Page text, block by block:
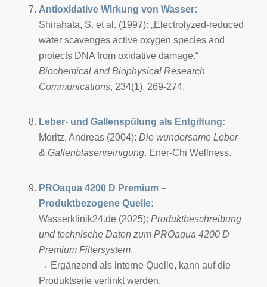
Antioxidative Wirkung von Wasser:
Shirahata, S. et al. (1997): „Electrolyzed-reduced
water scavenges active oxygen species and
protects DNA from oxidative damage.“
Biochemical and Biophysical Research
Communications, 234(1), 269-274.
Leber- und Gallenspülung als Entgiftung:
Moritz, Andreas (2004): Die wundersame Leber-
& Gallenblasenreinigung. Ener-Chi Wellness.
PROaqua 4200 D Premium –
Produktbezogene Quelle:
Wasserklinik24.de (2025): Produktbeschreibung
und technische Daten zum PROaqua 4200 D
Premium Filtersystem.
→ Ergänzend als interne Quelle, kann auf die
Produktseite verlinkt werden.